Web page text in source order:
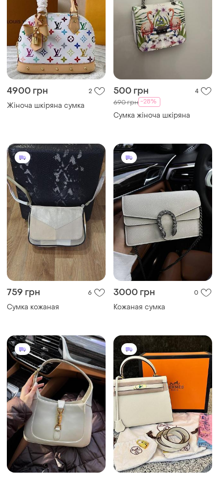
4900 грн 2
Жіноча шкіряна сумка
500 грн 4
690 грн -28%
Сумка жіноча шкіряна
759 грн 6
Сумка кожаная
3000 грн 0
Кожаная сумка